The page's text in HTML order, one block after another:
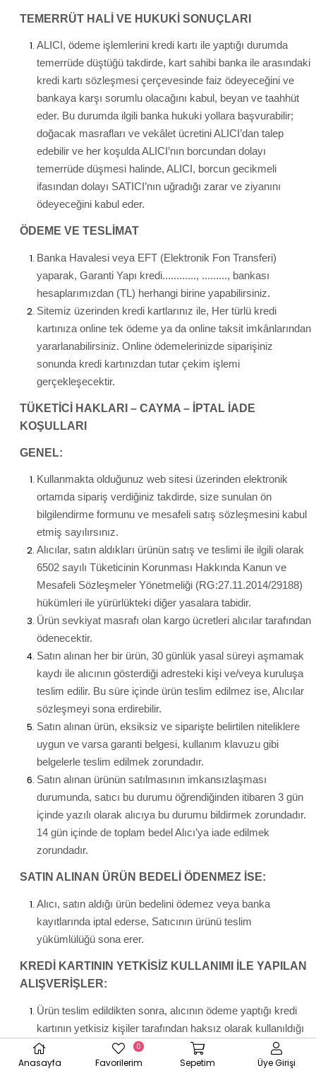
TEMERRÜT HALİ VE HUKUKİ SONUÇLARI
ALICI, ödeme işlemlerini kredi kartı ile yaptığı durumda
temerrüde düştüğü takdirde, kart sahibi banka ile arasındaki
kredi kartı sözleşmesi çerçevesinde faiz ödeyeceğini ve
bankaya karşı sorumlu olacağını kabul, beyan ve taahhüt
eder. Bu durumda ilgili banka hukuki yollara başvurabilir;
doğacak masrafları ve vekâlet ücretini ALICI’dan talep
edebilir ve her koşulda ALICI’nın borcundan dolayı
temerrüde düşmesi halinde, ALICI, borcun gecikmeli
ifasından dolayı SATICI’nın uğradığı zarar ve ziyanını
ödeyeceğini kabul eder.
ÖDEME VE TESLİMAT
Banka Havalesi veya EFT (Elektronik Fon Transferi)
yaparak, Garanti Yapı kredi............, ........., bankası
hesaplarımızdan (TL) herhangi birine yapabilirsiniz.
Sitemiz üzerinden kredi kartlarınız ile, Her türlü kredi
kartınıza online tek ödeme ya da online taksit imkânlarından
yararlanabilirsiniz. Online ödemelerinizde siparişiniz
sonunda kredi kartınızdan tutar çekim işlemi
gerçekleşecektir.
TÜKETİCİ HAKLARI – CAYMA – İPTAL İADE
KOŞULLARI
GENEL:
Kullanmakta olduğunuz web sitesi üzerinden elektronik
ortamda sipariş verdiğiniz takdirde, size sunulan ön
bilgilendirme formunu ve mesafeli satış sözleşmesini kabul
etmiş sayılırsınız.
Alıcılar, satın aldıkları ürünün satış ve teslimi ile ilgili olarak
6502 sayılı Tüketicinin Korunması Hakkında Kanun ve
Mesafeli Sözleşmeler Yönetmeliği (RG:27.11.2014/29188)
hükümleri ile yürürlükteki diğer yasalara tabidir.
Ürün sevkiyat masrafı olan kargo ücretleri alıcılar tarafından
ödenecektir.
Satın alınan her bir ürün, 30 günlük yasal süreyi aşmamak
kaydı ile alıcının gösterdiği adresteki kişi ve/veya kuruluşa
teslim edilir. Bu süre içinde ürün teslim edilmez ise, Alıcılar
sözleşmeyi sona erdirebilir.
Satın alınan ürün, eksiksiz ve siparişte belirtilen niteliklere
uygun ve varsa garanti belgesi, kullanım klavuzu gibi
belgelerle teslim edilmek zorundadır.
Satın alınan ürünün satılmasının imkansızlaşması
durumunda, satıcı bu durumu öğrendiğinden itibaren 3 gün
içinde yazılı olarak alıcıya bu durumu bildirmek zorundadır.
14 gün içinde de toplam bedel Alıcı’ya iade edilmek
zorundadır.
SATIN ALINAN ÜRÜN BEDELİ ÖDENMEZ İSE:
Alıcı, satın aldığı ürün bedelini ödemez veya banka
kayıtlarında iptal ederse, Satıcının ürünü teslim
yükümlülüğü sona erer.
KREDİ KARTININ YETKİSİZ KULLANIMI İLE YAPILAN
ALIŞVERİŞLER:
Ürün teslim edildikten sonra, alıcının ödeme yaptığı kredi
kartının yetkisiz kişiler tarafından haksız olarak kullanıldığı
tespit edilirse ve satılan ürün bedeli ilgili banka veya finans
kuruluşu tarafından Satıcı'ya ödenmez ise, Alıcı, sözleşme
Anasayfa Favorilerim
0
Sepetim Üye Girişi